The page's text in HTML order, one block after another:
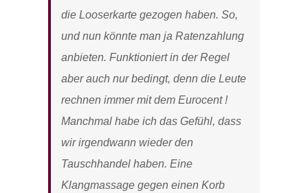
die Looserkarte gezogen haben. So,
und nun könnte man ja Ratenzahlung
anbieten. Funktioniert in der Regel
aber auch nur bedingt, denn die Leute
rechnen immer mit dem Eurocent !
Manchmal habe ich das Gefühl, dass
wir irgendwann wieder den
Tauschhandel haben. Eine
Klangmassage gegen einen Korb